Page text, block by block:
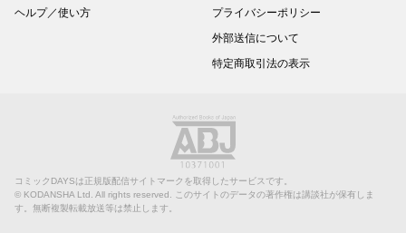
ヘルプ／使い方
プライバシーポリシー
外部送信について
特定商取引法の表示
コミックDAYSは正規版配信サイトマークを取得したサービスです。
© KODANSHA Ltd. All rights reserved. このサイトのデータの著作権は講談社が保有しま
す。無断複製転載放送等は禁止します。